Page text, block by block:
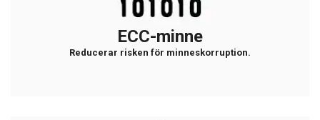
ECC-minne
Reducerar risken för minneskorruption.